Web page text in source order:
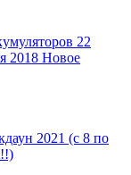
22
2018 Новое
2021 (с 8 по